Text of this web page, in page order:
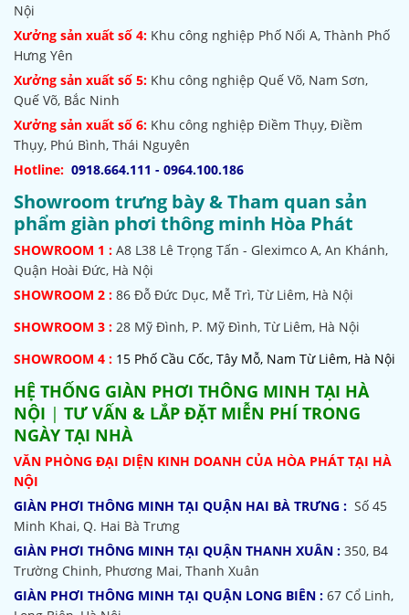
Nội
Xưởng sản xuất số 4: Khu công nghiệp Phố Nối A, Thành Phố
Hưng Yên
Xưởng sản xuất số 5: Khu công nghiệp Quế Võ, Nam Sơn,
Quế Võ, Bắc Ninh
Xưởng sản xuất số 6: Khu công nghiệp Điềm Thụy, Điềm
Thụy, Phú Bình, Thái Nguyên
Hotline: 0918.664.111 - 0964.100.186
Showroom trưng bày & Tham quan sản
phẩm giàn phơi thông minh Hòa Phát
SHOWROOM 1 : A8 L38 Lê Trọng Tấn - Gleximco A, An Khánh,
Quận Hoài Đức, Hà Nội
SHOWROOM 2 : 86 Đỗ Đức Dục, Mễ Trì, Từ Liêm, Hà Nội
SHOWROOM 3 : 28 Mỹ Đình, P. Mỹ Đình, Từ Liêm, Hà Nội
SHOWROOM 4 : 15 Phố Cầu Cốc, Tây Mỗ, Nam Từ Liêm, Hà Nội
HỆ THỐNG GIÀN PHƠI THÔNG MINH TẠI HÀ
NỘI | TƯ VẤN & LẮP ĐẶT MIỄN PHÍ TRONG
NGÀY TẠI NHÀ
VĂN PHÒNG ĐẠI DIỆN KINH DOANH CỦA HÒA PHÁT TẠI HÀ
NỘI
GIÀN PHƠI THÔNG MINH TẠI QUẬN HAI BÀ TRƯNG : Số 45
Minh Khai, Q. Hai Bà Trưng
GIÀN PHƠI THÔNG MINH TẠI QUẬN THANH XUÂN : 350, B4
Trường Chinh, Phương Mai, Thanh Xuân
GIÀN PHƠI THÔNG MINH TẠI QUẬN LONG BIÊN : 67 Cổ Linh,